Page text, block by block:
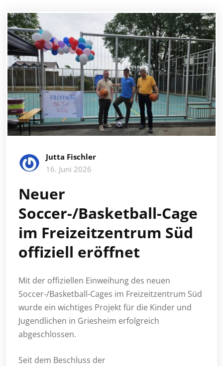
Jutta Fischler
16. Juni 2026
Neuer
Soccer-/Basketball-Cage
im Freizeitzentrum Süd
offiziell eröffnet
Mit der offiziellen Einweihung des neuen
Soccer-/Basketball-Cages im Freizeitzentrum Süd
wurde ein wichtiges Projekt für die Kinder und
Jugendlichen in Griesheim erfolgreich
abgeschlossen.
Seit dem Beschluss der